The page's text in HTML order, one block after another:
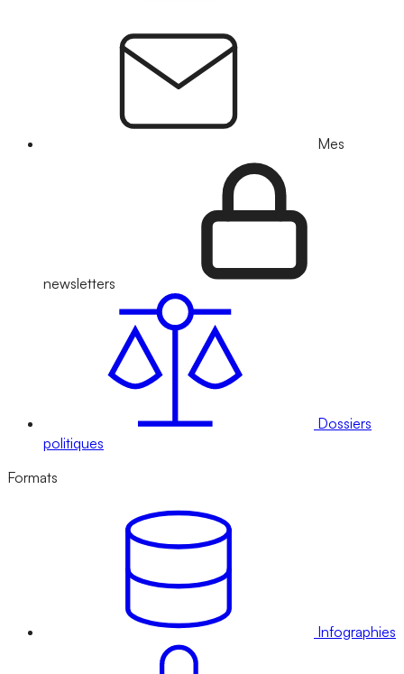
Mes
newsletters
Dossiers
politiques
Formats
Infographies